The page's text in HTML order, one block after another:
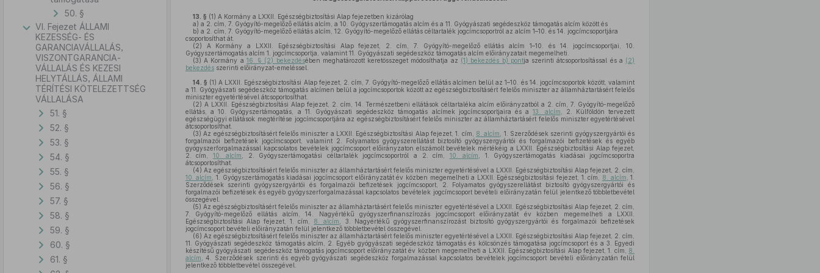
50. §
VI. Fejezet ÁLLAMI
KEZESSÉG- ÉS
GARANCIAVÁLLALÁS,
VISZONTGARANCIA-
VÁLLALÁS ÉS KEZESI
HELYTÁLLÁS, ÁLLAMI
TÉRÍTÉSI KÖTELEZETTSÉG
VÁLLALÁSA
51. §
52. §
53. §
54. §
55. §
56. §
57. §
58. §
59. §
60. §
61. §
13. § (1) A Kormány a LXXII. Egészségbiztosítási Alap fejezetben kizárólag
a) a 2. cím, 7. Gyógyító-megelőző ellátás alcím, a 10. Gyógyszertámogatás alcím és a 11. Gyógyászati segédeszköz támogatás alcím között és
b) a 2. cím, 7. Gyógyító-megelőző ellátás alcím, 12. Gyógyító-megelőző ellátás céltartalék jogcímcsoportról az alcím 1–10. és 14. jogcímcsoportjára
csoportosíthat át.
(2) A Kormány a LXXII. Egészségbiztosítási Alap fejezet, 2. cím, 7. Gyógyító-megelőző ellátás alcím 1–10. és 14. jogcímcsoportjai, 10.
Gyógyszertámogatás alcím 1. jogcímcsoportja, valamint 11. Gyógyászati segédeszköz támogatás alcím előirányzatait megemelheti.
(3) A Kormány a 16. § (2) bekezdésében meghatározott keretösszeget módosíthatja az (1) bekezdés b) pontja szerinti átcsoportosítással és a (2)
bekezdésszerinti előirányzat-emeléssel.
14. § (1) A LXXII. Egészségbiztosítási Alap fejezet, 2. cím, 7. Gyógyító-megelőző ellátás alcímen belül az 1–10. és 14. jogcímcsoportok között, valamint
a 11. Gyógyászati segédeszköz támogatás alcímen belül a jogcímcsoportok között az egészségbiztosításért felelős miniszter az államháztartásért felelős
miniszter egyetértésével átcsoportosíthat.
(2) A LXXII. Egészségbiztosítási Alap fejezet, 2. cím, 14. Természetbeni ellátások céltartaléka alcím előirányzatból a 2. cím, 7. Gyógyító-megelőző
ellátás, a 10. Gyógyszertámogatás, a 11. Gyógyászati segédeszköz támogatás alcímek jogcímcsoportjaira és a13. alcím , 2. Külföldön tervezett
egészségügyi ellátások megtérítése jogcímcsoportjára az egészségbiztosításért felelős miniszter az államháztartásért felelős miniszter egyetértésével
átcsoportosíthat.
(3) Az egészségbiztosításért felelős miniszter a LXXII. Egészségbiztosítási Alap fejezet, 1. cím, 8. alcím
, 1. Szerződések szerinti gyógyszergyártói és
forgalmazói befizetések jogcímcsoport, valamint 2. Folyamatos gyógyszerellátást biztosító gyógyszergyártói és forgalmazói befizetések és egyéb
gyógyszerforgalmazással kapcsolatos bevételek jogcímcsoport előirányzaton elszámolt bevételek mértékéig a LXXII. Egészségbiztosítási Alap fejezet,
2. cím, 10. alcím , 2. Gyógyszertámogatási céltartalék jogcímcsoportról a 2. cím, 10. alcím , 1. Gyógyszertámogatás kiadásai jogcímcsoportra
átcsoportosíthat.
(4) Az egészségbiztosításért felelős miniszter az államháztartásért felelős miniszter egyetértésével a LXXII. Egészségbiztosítási Alap fejezet, 2. cím,
10. alcím
, 1. Gyógyszertámogatás kiadásai jogcímcsoport előirányzatát év közben megemelheti a LXXII. Egészségbiztosítási fejezet, 1. cím, 8. alcím , 1.
Szerződések szerinti gyógyszergyártói és forgalmazói befizetések jogcímcsoport, 2. Folyamatos gyógyszerellátást biztosító gyógyszergyártói és
forgalmazói befizetések és egyéb gyógyszerforgalmazással kapcsolatos bevételek jogcímcsoport bevételi előirányzatán felül jelentkező többletbevétel
összegével.
(5) Az egészségbiztosításért felelős miniszter az államháztartásért felelős miniszter egyetértésével a LXXII. Egészségbiztosítási Alap fejezet, 2. cím,
7. Gyógyító-megelőző ellátás alcím, 14. Nagyértékű gyógyszerfinanszírozás jogcímcsoport előirányzatát év közben megemelheti a LXXII.
Egészségbiztosítási Alap fejezet, 1. cím, 8. alcím
, 3. Nagyértékű gyógyszerfinanszírozást biztosító gyógyszergyártói és forgalmazói befizetések
jogcímcsoport bevételi előirányzatán felül jelentkező többletbevétel összegével.
(6) Az egészségbiztosításért felelős miniszter az államháztartásért felelős miniszter egyetértésével a LXXII. Egészségbiztosítási Alap fejezet, 2. cím,
11. Gyógyászati segédeszköz támogatás alcím, 2. Egyéb gyógyászati segédeszköz támogatás és kölcsönzés támogatása jogcímcsoport és a 3. Egyedi
készítésű gyógyászati segédeszköz támogatás jogcímcsoport előirányzatát év közben megemelheti a LXXII. Egészségbiztosítási Alap fejezet, 1. cím, 8.
alcím , 4. Szerződések szerinti és egyéb gyógyászati segédeszköz forgalmazással kapcsolatos bevételek jogcímcsoport bevételi előirányzatán felül
jelentkező többletbevétel összegével.